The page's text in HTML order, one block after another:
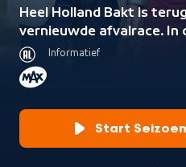
Heel Holland Bakt is
vernieuwde afvalrace. In
speciale editie nemen
bakkers uit eerdere
twee weken lang tegen
Informatief
Start